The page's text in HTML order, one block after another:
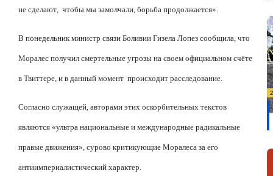
не сделают чтобы мы замолчали, борьба продолжается».
В понедельник министр связи Боливии Гизела Лопез сообщила, что
Моралес получил смертельные угрозы на своем официальном счёте
в Твиттере, и в данный момент происходит расследование.
Согласно служащей, авторами этих оскорбительных текстов
являются «ультра национальные и международные радикальные
правые движения», сурово критикующие Моралеса за его
антиимпериалистический характер.